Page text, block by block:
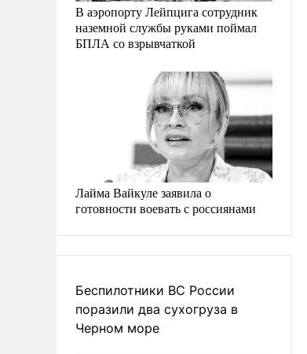
В аэропорту Лейпцига сотрудник
наземной службы руками поймал
БПЛА со взрывчаткой
Лайма Вайкуле заявила о
готовности воевать с россиянами
Беспилотники ВС России
поразили два сухогруза в
Черном море